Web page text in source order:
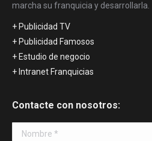
marcha su franquicia y desarrollarla.
+ Publicidad TV
+ Publicidad Famosos
+ Estudio de negocio
+ Intranet Franquicias
Contacte con nosotros:
Nombre *